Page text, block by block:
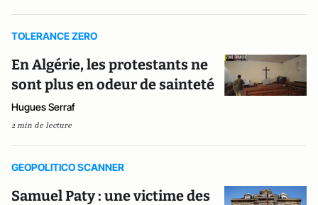
TOLERANCE ZERO
En Algérie, les protestants ne
sont plus en odeur de sainteté
Hugues Serraf
2 min de lecture
GEOPOLITICO SCANNER
Samuel Paty : une victime des